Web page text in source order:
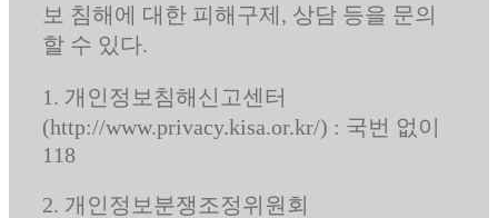
보 침해에 대한 피해구제, 상담 등을 문의
할 수 있다.
1. 개인정보침해신고센터
(http://www.privacy.kisa.or.kr/) : 국번 없이
118
2. 개인정보분쟁조정위원회